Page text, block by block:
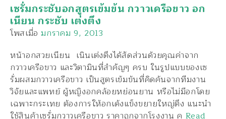
เซรั่มกระชับอกสูตรเข้มข้น กวาวเครือขาว อก
เนียน กระชับ เต่งตึง
โพสเมื่อ มกราคม 9, 2013
หน้าอกสวยเนียน เนินเต่งตึงได้สัดส่วนด้วยคุณค่าจาก
กวาวเครือขาว และวิตามินที่สำคัญๆ ครบ ในรูปแบบของเซ
รั่มผสมกวาวเครือขาว เป็นสูตรเข้มข้นที่คิดค้นจากทีมงาน
วิจัยและแพทย์ ผู้หญิงอกคล้อยหย่อนยาน หรือไม่มีอกโดย
เฉพาะกระเทย ต้องการให้อกเด้งแข็งขยายใหญ่ตึง แนะนำ
ใช้สินค้าเซรั่มกวาวเครือขาว ราคาถูกจากโรงงาน ค Read